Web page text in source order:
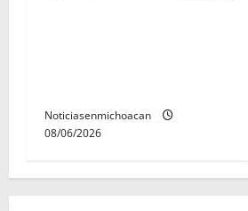
Noticiasenmichoacan
08/06/2026